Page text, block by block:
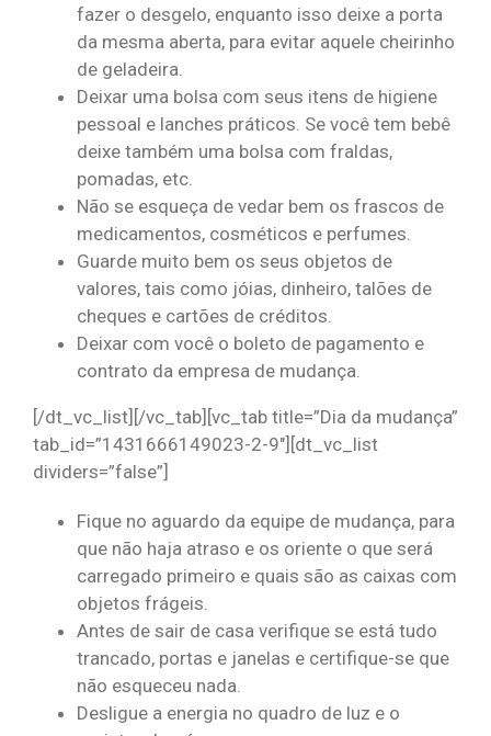
fazer o desgelo, enquanto isso deixe a porta
da mesma aberta, para evitar aquele cheirinho
de geladeira.
Deixar uma bolsa com seus itens de higiene
pessoal e lanches práticos. Se você tem bebê
deixe também uma bolsa com fraldas,
pomadas, etc.
Não se esqueça de vedar bem os frascos de
medicamentos, cosméticos e perfumes.
Guarde muito bem os seus objetos de
valores, tais como jóias, dinheiro, talões de
cheques e cartões de créditos.
Deixar com você o boleto de pagamento e
contrato da empresa de mudança.
[/dt_vc_list][/vc_tab][vc_tab title=”Dia da mudança”
tab_id=”1431666149023-2-9″][dt_vc_list
dividers=”false”]
Fique no aguardo da equipe de mudança, para
que não haja atraso e os oriente o que será
carregado primeiro e quais são as caixas com
objetos frágeis.
Antes de sair de casa verifique se está tudo
trancado, portas e janelas e certifique-se que
não esqueceu nada.
Desligue a energia no quadro de luz e o